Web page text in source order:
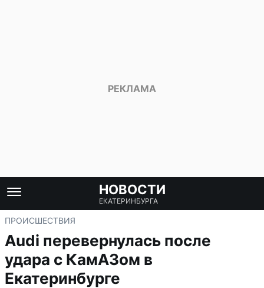
НОВОСТИ
ЕКАТЕРИНБУРГА
ПРОИСШЕСТВИЯ
Audi перевернулась после
удара с КамАЗом в
Екатеринбурге